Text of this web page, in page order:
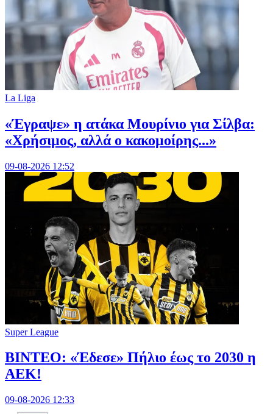
La Liga
«Έγραψε» η ατάκα Μουρίνιο για Σίλβα:
«Χρήσιμος, αλλά ο κακομοίρης...»
09-08-2026 12:52
Super League
ΒΙΝΤΕΟ: «Έδεσε» Πήλιο έως το 2030 η
ΑΕΚ!
09-08-2026 12:33